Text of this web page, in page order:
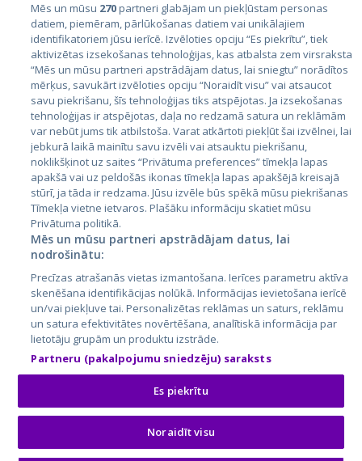
Valstis
Igaunija
Latvija
Lietuva
City24.lv
City24.ee
GetaPro.lv
GetaPro.ee
Skelbiu.lt
Autoplius.lt
Aruodas.lt
Kainos.lt
Paslaugos.lt
auto24.ee
KV.ee
Osta.ee
KuldneBörs.ee
Mēs un mūsu 270partneri glabājam un piekļūstam personas
datiem, piemēram, pārlūkošanas datiem vai unikālajiem
identifikatoriem jūsu ierīcē. Izvēloties opciju “Es piekrītu”, tiek
aktivizētas izsekošanas tehnoloģijas, kas atbalsta zem virsraksta
“Mēs un mūsu partneri apstrādājam datus, lai sniegtu” norādītos
mērķus, savukārt izvēloties opciju “Noraidīt visu” vai atsaucot
savu piekrišanu, šīs tehnoloģijas tiks atspējotas. Ja izsekošanas
tehnoloģijas ir atspējotas, daļa no redzamā satura un reklāmām
var nebūt jums tik atbilstoša. Varat atkārtoti piekļūt šai izvēlnei, lai
jebkurā laikā mainītu savu izvēli vai atsauktu piekrišanu,
noklikšķinot uz saites “Privātuma preferences” tīmekļa lapas
apakšā vai uz peldošās ikonas tīmekļa lapas apakšējā kreisajā
stūrī, ja tāda ir redzama. Jūsu izvēle būs spēkā mūsu piekrišanas
Tīmekļa vietne ietvaros. Plašāku informāciju skatiet mūsu
Privātuma politikā.
Mēs un mūsu partneri apstrādājam datus, lai
nodrošinātu:
Precīzas atrašanās vietas izmantošana. Ierīces parametru aktīva
skenēšana identifikācijas nolūkā. Informācijas ievietošana ierīcē
un/vai piekļuve tai. Personalizētas reklāmas un saturs, reklāmu
un satura efektivitātes novērtēšana, analītiskā informācija par
lietotāju grupām un produktu izstrāde.
Partneru (pakalpojumu sniedzēju) saraksts
Es piekrītu
Noraidīt visu